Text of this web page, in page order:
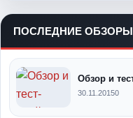
ПОСЛЕДНИЕ ОБЗОРЫ
Обзор и
30.11.20150